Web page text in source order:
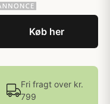
Køb her
Fri fragt over kr.
799